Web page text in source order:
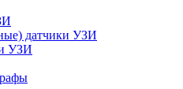
датчики УЗИ
УЗИ